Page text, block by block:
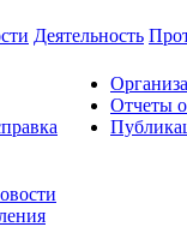
Деятельность
Отчеты о